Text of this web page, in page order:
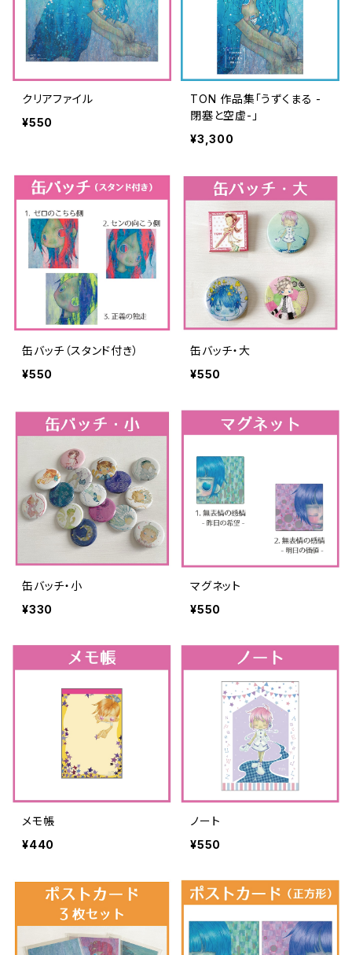
クリアファイル
¥550
TON 作品集「うずくまる -
閉塞と空虚-」
¥3,300
缶バッチ（スタンド付き）
¥550
缶バッチ・大
¥550
缶バッチ・小
¥330
マグネット
¥550
メモ帳
¥440
ノート
¥550